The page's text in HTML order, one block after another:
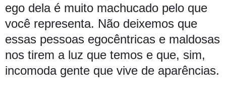
ego dela é muito machucado pelo que
você representa. Não deixemos que
essas pessoas egocêntricas e maldosas
nos tirem a luz que temos e que, sim,
incomoda gente que vive de aparências.